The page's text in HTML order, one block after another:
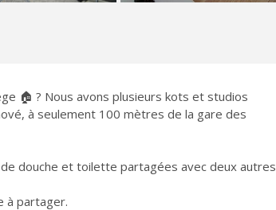
🏠 ? Nous avons plusieurs kots et studios
à seulement 100 mètres de la gare des
douche et toilette partagées avec deux autres
à partager.